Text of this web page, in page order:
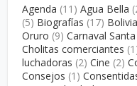
Agenda (11) Agua Bella
(5) Biografías (17) Bolivia
Oruro (9) Carnaval
Cholitas comerciantes
luchadoras (2) Cine (2)
Consejos (1)